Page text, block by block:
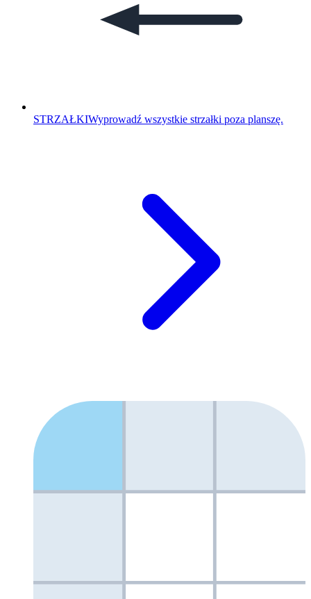
STRZAŁKIWyprowadź wszystkie strzałki poza planszę.